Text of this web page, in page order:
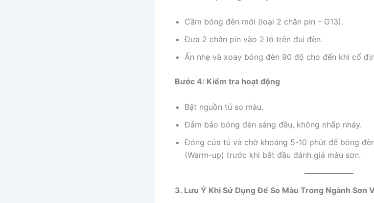
Cầm bóng đèn mới (loại 2 chân pin – G13).
Đưa 2 chân pin vào 2 lỗ trên đui đèn.
Ấn nhẹ và xoay bóng đèn 90 độ cho đến khi cố
Bước 4: Kiểm tra hoạt động
Bật nguồn tủ so màu.
Đảm bảo bóng đèn sáng đều, không nhấp nháy.
Đóng cửa tủ và chờ khoảng 5-10 phút để bóng
(Warm-up) trước khi bắt đầu đánh giá màu sơn.
3. Lưu Ý Khi Sử Dụng Để So Màu Trong Ngành Sơn